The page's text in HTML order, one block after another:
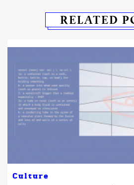
RELATED
Culture